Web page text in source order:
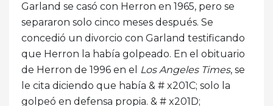
Garland se casó con Herron en 1965, pero se
separaron solo cinco meses después. Se
concedió un divorcio con Garland testificando
que Herron la había golpeado. En el obituario
de Herron de 1996 en el
Los Angeles Times, se
le cita diciendo que había & # x201C; solo la
golpeó en defensa propia. & # x201D;